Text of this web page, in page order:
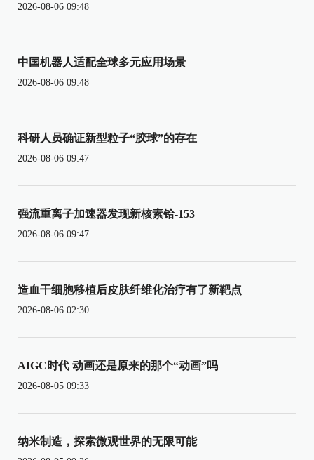
2026-08-06 09:48
中国机器人适配全球多元应用场景
2026-08-06 09:48
科研人员确证新型粒子“胶球”的存在
2026-08-06 09:47
强流重离子加速器发现新核素铪-153
2026-08-06 09:47
造血干细胞移植后皮肤纤维化治疗有了新靶点
2026-08-06 02:30
AIGC时代 动画还是原来的那个“动画”吗
2026-08-05 09:33
纳米制造，探索微观世界的无限可能